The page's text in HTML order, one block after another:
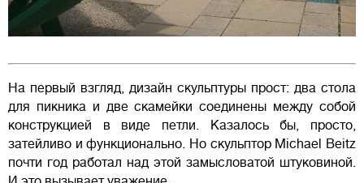
На первый взгляд, дизайн скульптуры прост: два стола
для пикника и две скамейки соединены между собой
конструкцией в виде петли. Казалось бы, просто,
затейливо и функционально. Но скульптор Michael Beitz
почти год работал над этой замысловатой штуковиной.